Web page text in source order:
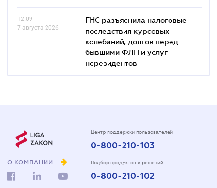
12.09
7 августа 2026
ГНС разъяснила налоговые
последствия курсовых
колебаний, долгов перед
бывшими ФЛП и услуг
нерезидентов
О КОМПАНИИ
Центр поддержки пользователей
0-800-210-103
Подбор продуктов и решений
0-800-210-102